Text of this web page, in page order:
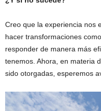
Creo que la experiencia nos
hacer transformaciones
responder de manera más
tenemos. Ahora, en materia
sido otorgadas, esperemos